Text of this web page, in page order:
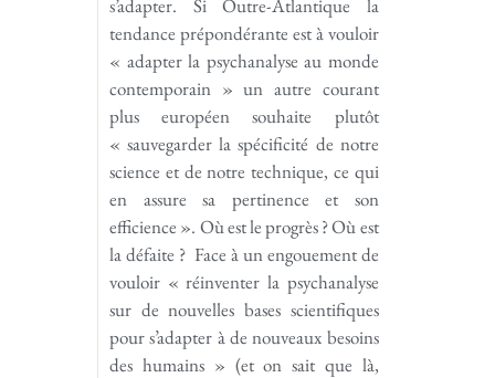
s’adapter. Si Outre-Atlantique la
tendance prépondérante est à vouloir
« adapter la psychanalyse au monde
contemporain » un autre courant
plus européen souhaite plutôt
« sauvegarder la spécificité de notre
science et de notre technique, ce qui
en assure sa pertinence et son
efficience ». Où est le progrès ? Où est
la défaite ? Face à un engouement de
vouloir « réinventer la psychanalyse
sur de nouvelles bases scientifiques
pour s’adapter à de nouveaux besoins
des humains » (et on sait que là,